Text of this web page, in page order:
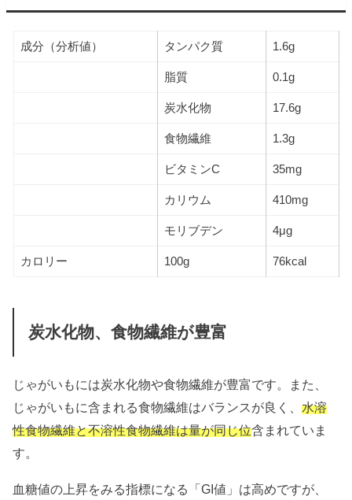
成分（分析値） タンパク質 1.6g
脂質 0.1g
炭水化物 17.6g
食物繊維 1.3g
ビタミンC 35mg
カリウム 410mg
モリブデン 4μg
カロリー 100g 76kcal
炭水化物、食物繊維が豊富
じゃがいもには炭水化物や食物繊維が豊富です。また、
じゃがいもに含まれる食物繊維はバランスが良く、水溶
性食物繊維と不溶性食物繊維は量が同じ位含まれていま
す。
血糖値の上昇をみる指標になる「GI値」は高めですが、